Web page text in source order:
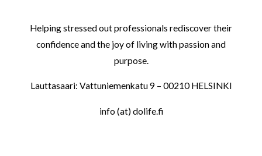
Helping stressed out professionals rediscover their
confidence and the joy of living with passion and
purpose.
Lauttasaari: Vattuniemenkatu 9 – 00210 HELSINKI
info (at) dolife.fi